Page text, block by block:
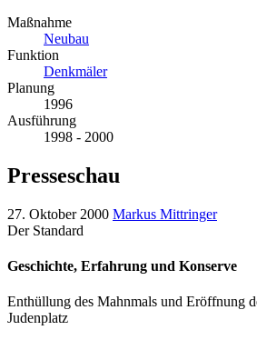
Maßnahme
Neubau
Funktion
Denkmäler
Planung
1996
Ausführung
1998 - 2000
Presseschau
27. Oktober 2000 Markus Mittringer
Der Standard
Geschichte, Erfahrung und Konserve
Enthüllung des Mahnmals und Eröffnung
Judenplatz